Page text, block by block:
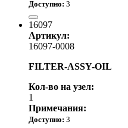
Доступно: 3
16097
Артикул:
16097-0008
FILTER-ASSY-OIL
Кол-во на узел:
1
Примечания:
Доступно: 3